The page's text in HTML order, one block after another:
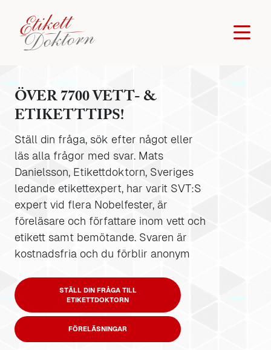
ÖVER 7700 VETT- &
ETIKETTTIPS!
Ställ din fråga, sök efter något eller
läs alla frågor med svar. Mats
Danielsson, Etikettdoktorn, Sveriges
ledande etikettexpert, har varit SVT:S
expert vid flera Nobelfester, är
föreläsare och författare inom vett och
etikett samt bemötande. Svaren är
kostnadsfria och du förblir anonym
STÄLL DIN FRÅGA TILL
ETIKETTDOKTORN
FÖRELÄSNINGAR